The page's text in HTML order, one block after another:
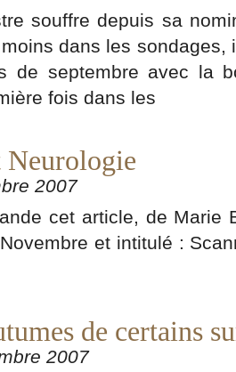
souffre depuis sa
dans les sondages,
de septembre avec la
fois dans les
2007
cet article, de Marie
et intitulé :
de certains
2007